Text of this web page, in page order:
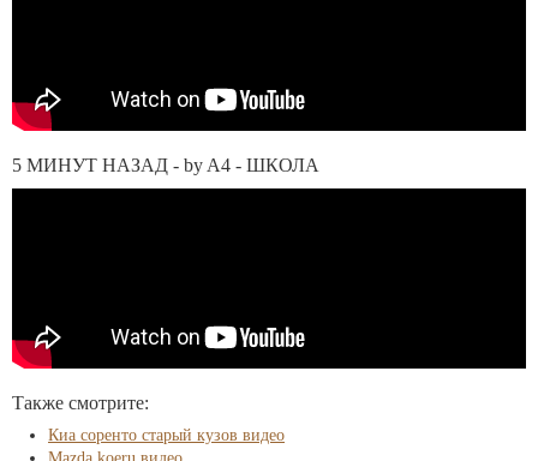
5 МИНУТ НАЗАД - by A4 - ШКОЛА
Также смотрите:
Киа соренто старый кузов видео